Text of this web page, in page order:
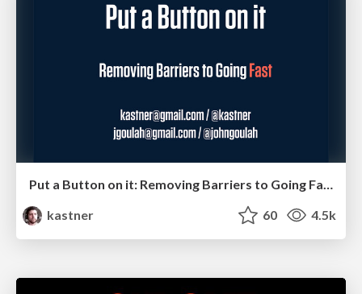
Put a Button on it: Removing Barriers to Going Fast.
kastner
60 4.5k